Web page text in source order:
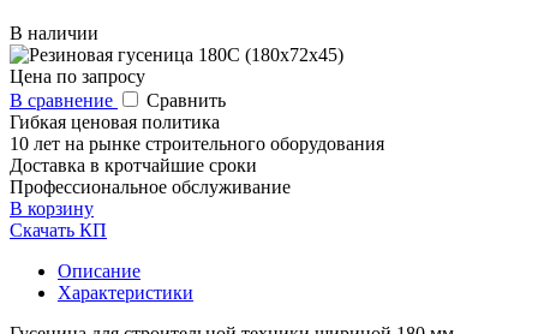
В наличии
Цена по запросу
В сравнение
Сравнить
Гибкая ценовая политика
10 лет на рынке строительного оборудования
Доставка в кротчайшие сроки
Профессиональное обслуживание
В корзину
Скачать КП
Описание
Характеристики